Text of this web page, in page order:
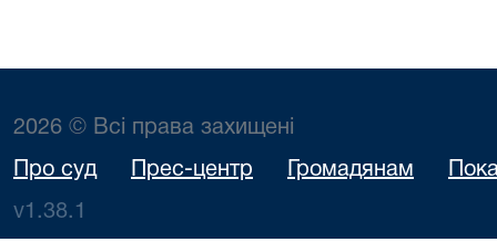
2026 © Всі права захищені
Про суд Прес-центр Громадянам
v1.38.1